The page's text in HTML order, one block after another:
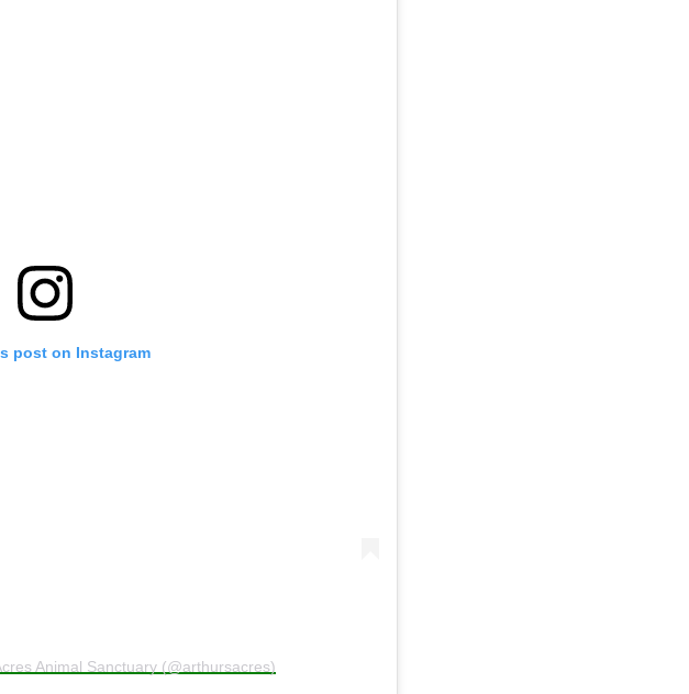
post on Instagram
Animal Sanctuary (@arthursacres)